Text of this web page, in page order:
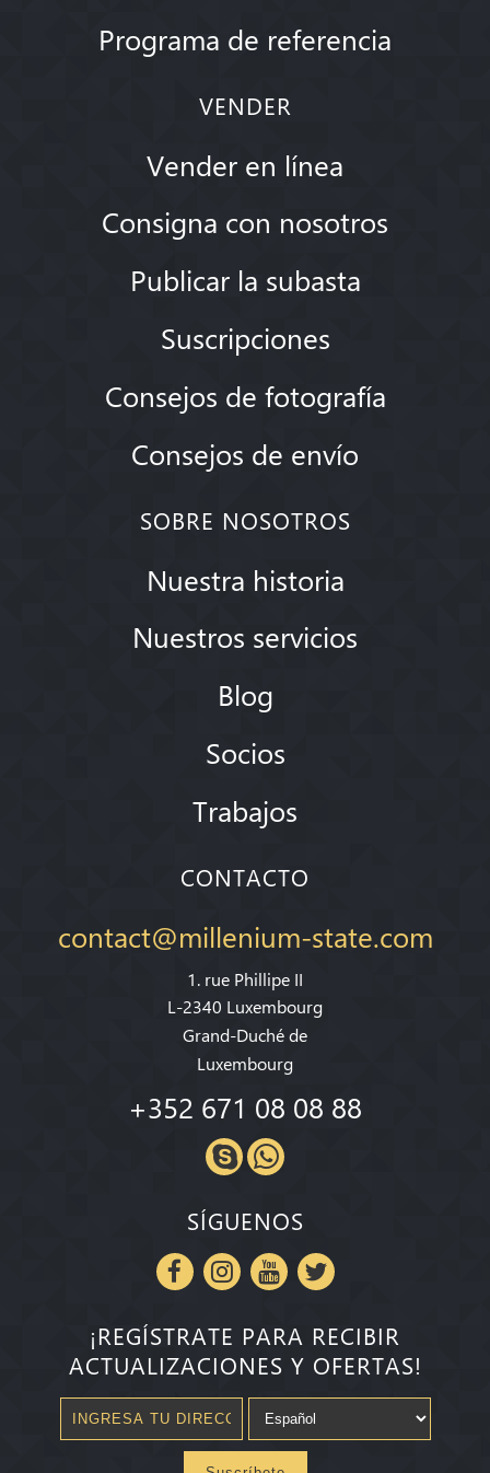
Programa de referencia
VENDER
Vender en línea
Consigna con nosotros
Publicar la subasta
Suscripciones
Consejos de fotografía
Consejos de envío
SOBRE NOSOTROS
Nuestra historia
Nuestros servicios
Blog
Socios
Trabajos
CONTACTO
contact@millenium-state.com
1. rue Phillipe II
L-2340 Luxembourg
Grand-Duché de
Luxembourg
+352 671 08 08 88
SÍGUENOS
¡REGÍSTRATE PARA RECIBIR
ACTUALIZACIONES Y OFERTAS!